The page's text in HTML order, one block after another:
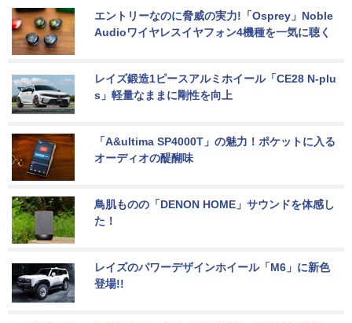
エントリーなのに脅威の実力!「Osprey」Noble
Audioワイヤレスイヤフォン4機種を一気に聴く
レイズ鍛造1ピースアルミホイール「CE28 N-plu
s」軽量なままに剛性を向上
「A&ultima SP4000T」の魅力！ポケットに入る
オーディオの醍醐味
鳥肌ものの「DENON HOME」サウンドを体感し
た！
レイズのパワーデザインホイール「M6」に新色
登場!!